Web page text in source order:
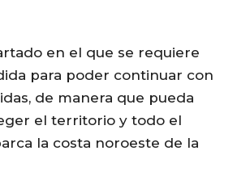
en el que se requiere
para poder continuar con
de manera que pueda
el territorio y todo el
la costa noroeste de la